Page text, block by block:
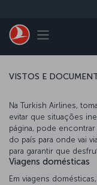
Toggle
VISTOS E
Na Turkish Airlines,
evitar que situações
página, pode
do país para onde vai
para garantir que
Viagens domésticas
Em viagens